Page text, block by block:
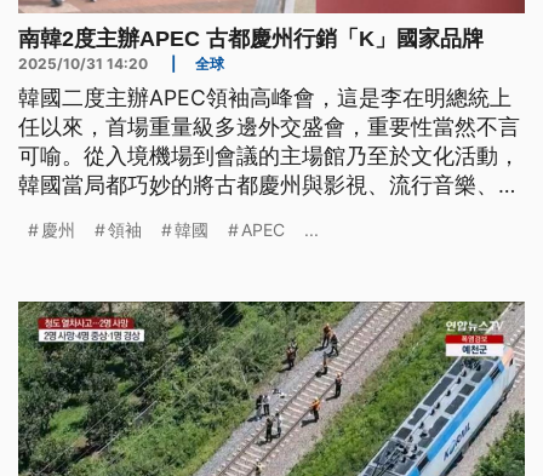
南韓2度主辦APEC 古都慶州行銷「K」國家品牌
2025/10/31 14:20 全球
韓國二度主辦APEC領袖高峰會，這是李在明總統上
任以來，首場重量級多邊外交盛會，重要性當然不言
可喻。從入境機場到會議的主場館乃至於文化活動，
韓國當局都巧妙的將古都慶州與影視、流行音樂、科
的「韓式」國家品牌，做到極大化的發揮。
慶州 領袖 韓國 APEC ...